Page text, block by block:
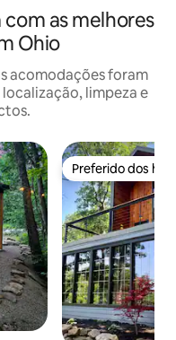
as melhores
Ohio
acomodações foram
limpeza e
Preferido dos
Preferido dos